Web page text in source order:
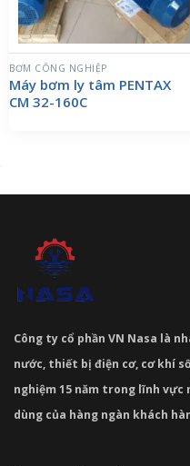
BƠM CÔNG NGHIỆP
Máy bơm ly tâm PENTAX
CM 32-160C
Công ty cổ phần VN Nasa là
nước, thiết bị điện cơ, cơ khí
nghiệm 15 năm trong lĩnh
dùng của hàng ngàn khách